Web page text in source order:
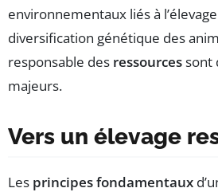
environnementaux liés à
diversification génétique des
responsable des ressourcessont
majeurs.
Vers un élevage
Les principes fondamentaux